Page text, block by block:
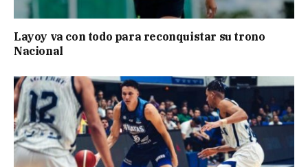
Layoy va con todo para reconquistar su trono
Nacional